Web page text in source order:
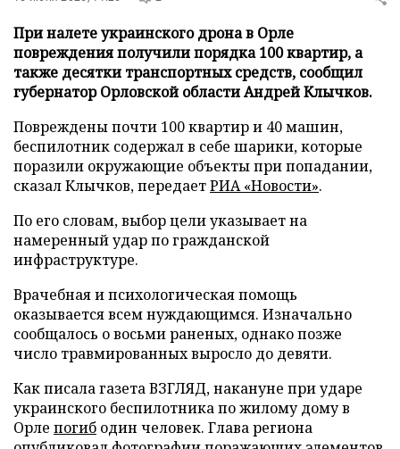
При налете украинского дрона в Орле
повреждения получили порядка 100 квартир, а
также десятки транспортных средств, сообщил
губернатор Орловской области Андрей Клычков.
Повреждены почти 100 квартир и 40 машин,
беспилотник содержал в себе шарики, которые
поразили окружающие объекты при попадании,
сказал Клычков, передаетРИА «Новости».
По его словам, выбор цели указывает на
намеренный удар по гражданской
инфраструктуре.
Врачебная и психологическая помощь
оказывается всем нуждающимся. Изначально
сообщалось о восьми раненых, однако позже
число травмированных выросло до девяти.
Как писала газета ВЗГЛЯД, накануне при ударе
украинского беспилотника по жилому дому в
Орле погиб один человек. Глава региона